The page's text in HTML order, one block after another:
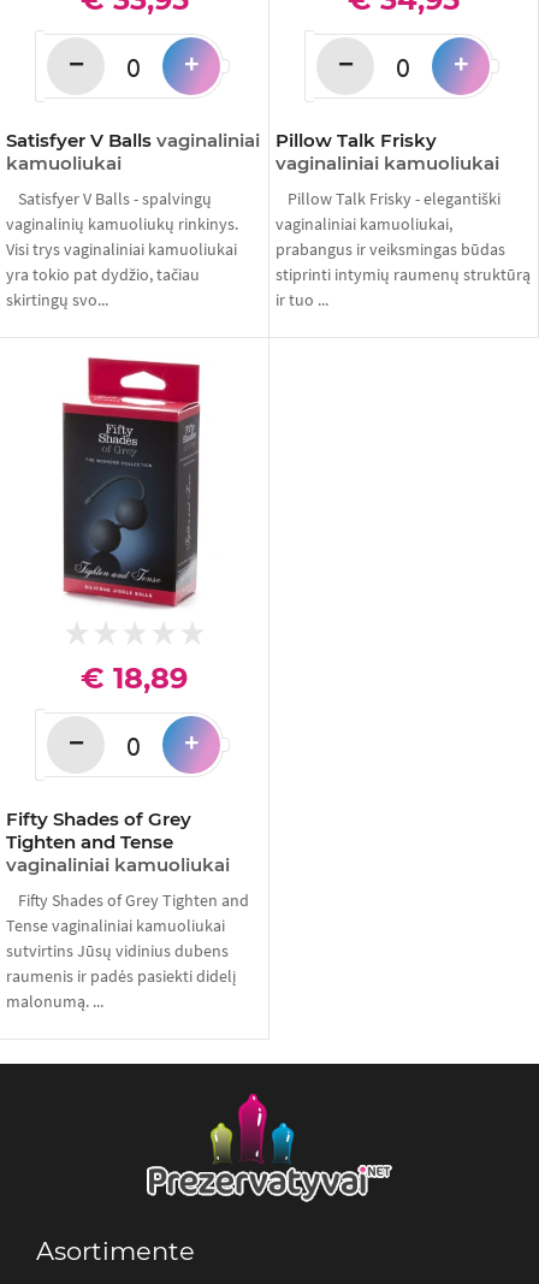
Satisfyer V Balls vaginaliniai
kamuoliukai
− +
Satisfyer V Balls - spalvingų
vaginalinių kamuoliukų rinkinys.
Visi trys vaginaliniai kamuoliukai
yra tokio pat dydžio, tačiau
skirtingų svo...
Pillow Talk Frisky
vaginaliniai kamuoliukai
− +
Pillow Talk Frisky - elegantiški
vaginaliniai kamuoliukai,
prabangus ir veiksmingas būdas
stiprinti intymių raumenų struktūrą
ir tuo ...
Fifty Shades of Grey
Tighten and Tense
vaginaliniai kamuoliukai
€ 18,89
− +
Fifty Shades of Grey Tighten and
Tense vaginaliniai kamuoliukai
sutvirtins Jūsų vidinius dubens
raumenis ir padės pasiekti didelį
malonumą. ...
Asortimente